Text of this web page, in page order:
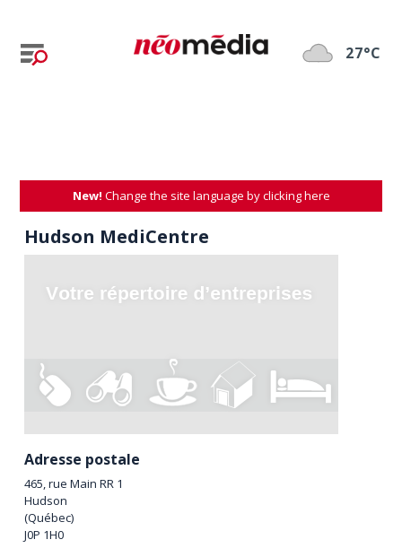
27°C
New! Change the site language by clicking here
Hudson MediCentre
Adresse postale
465, rue Main RR 1
Hudson
(Québec)
J0P 1H0